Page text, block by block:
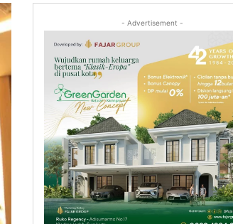
- Advertisement -